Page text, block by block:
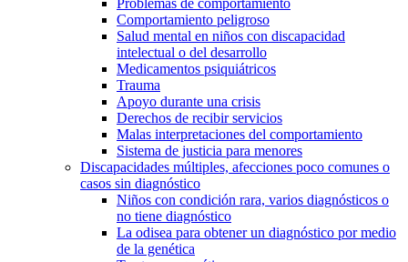
Comportamiento peligroso
Salud mental en niños con discapacidad
intelectual o del desarrollo
Medicamentos psiquiátricos
Trauma
Apoyo durante una crisis
Derechos de recibir servicios
Malas interpretaciones del comportamiento
Sistema de justicia para menores
Discapacidades múltiples, afecciones poco comunes o
casos sin diagnóstico
Niños con condición rara, varios diagnósticos o
no tiene diagnóstico
La odisea para obtener un diagnóstico por medio
de la genética